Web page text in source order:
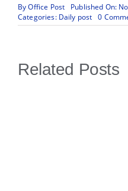
ByOffice Post
Published On:
Categories: Daily post 0
Related Posts